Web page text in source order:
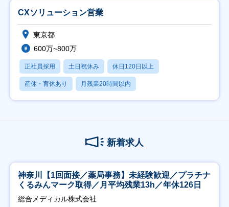
CXソリューション営業
東京都
600万~800万
正社員採用 土日祝休み 休日120日以上
産休・育休あり 月残業20時間以内
新着求人
神奈川【1回面接／薬局事務】未経験歓迎／プラチナ
くるみんマーク取得／月平均残業13h／年休126日
総合メディカル株式会社